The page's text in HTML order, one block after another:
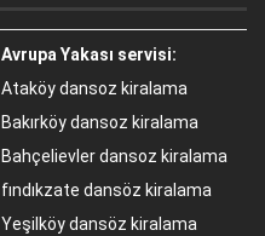
Avrupa Yakası servisi:
Ataköy dansoz kiralama
Bakırköy dansoz kiralama
Bahçelievler dansoz kiralama
fındıkzate dansöz kiralama
Yeşilköy dansöz kiralama